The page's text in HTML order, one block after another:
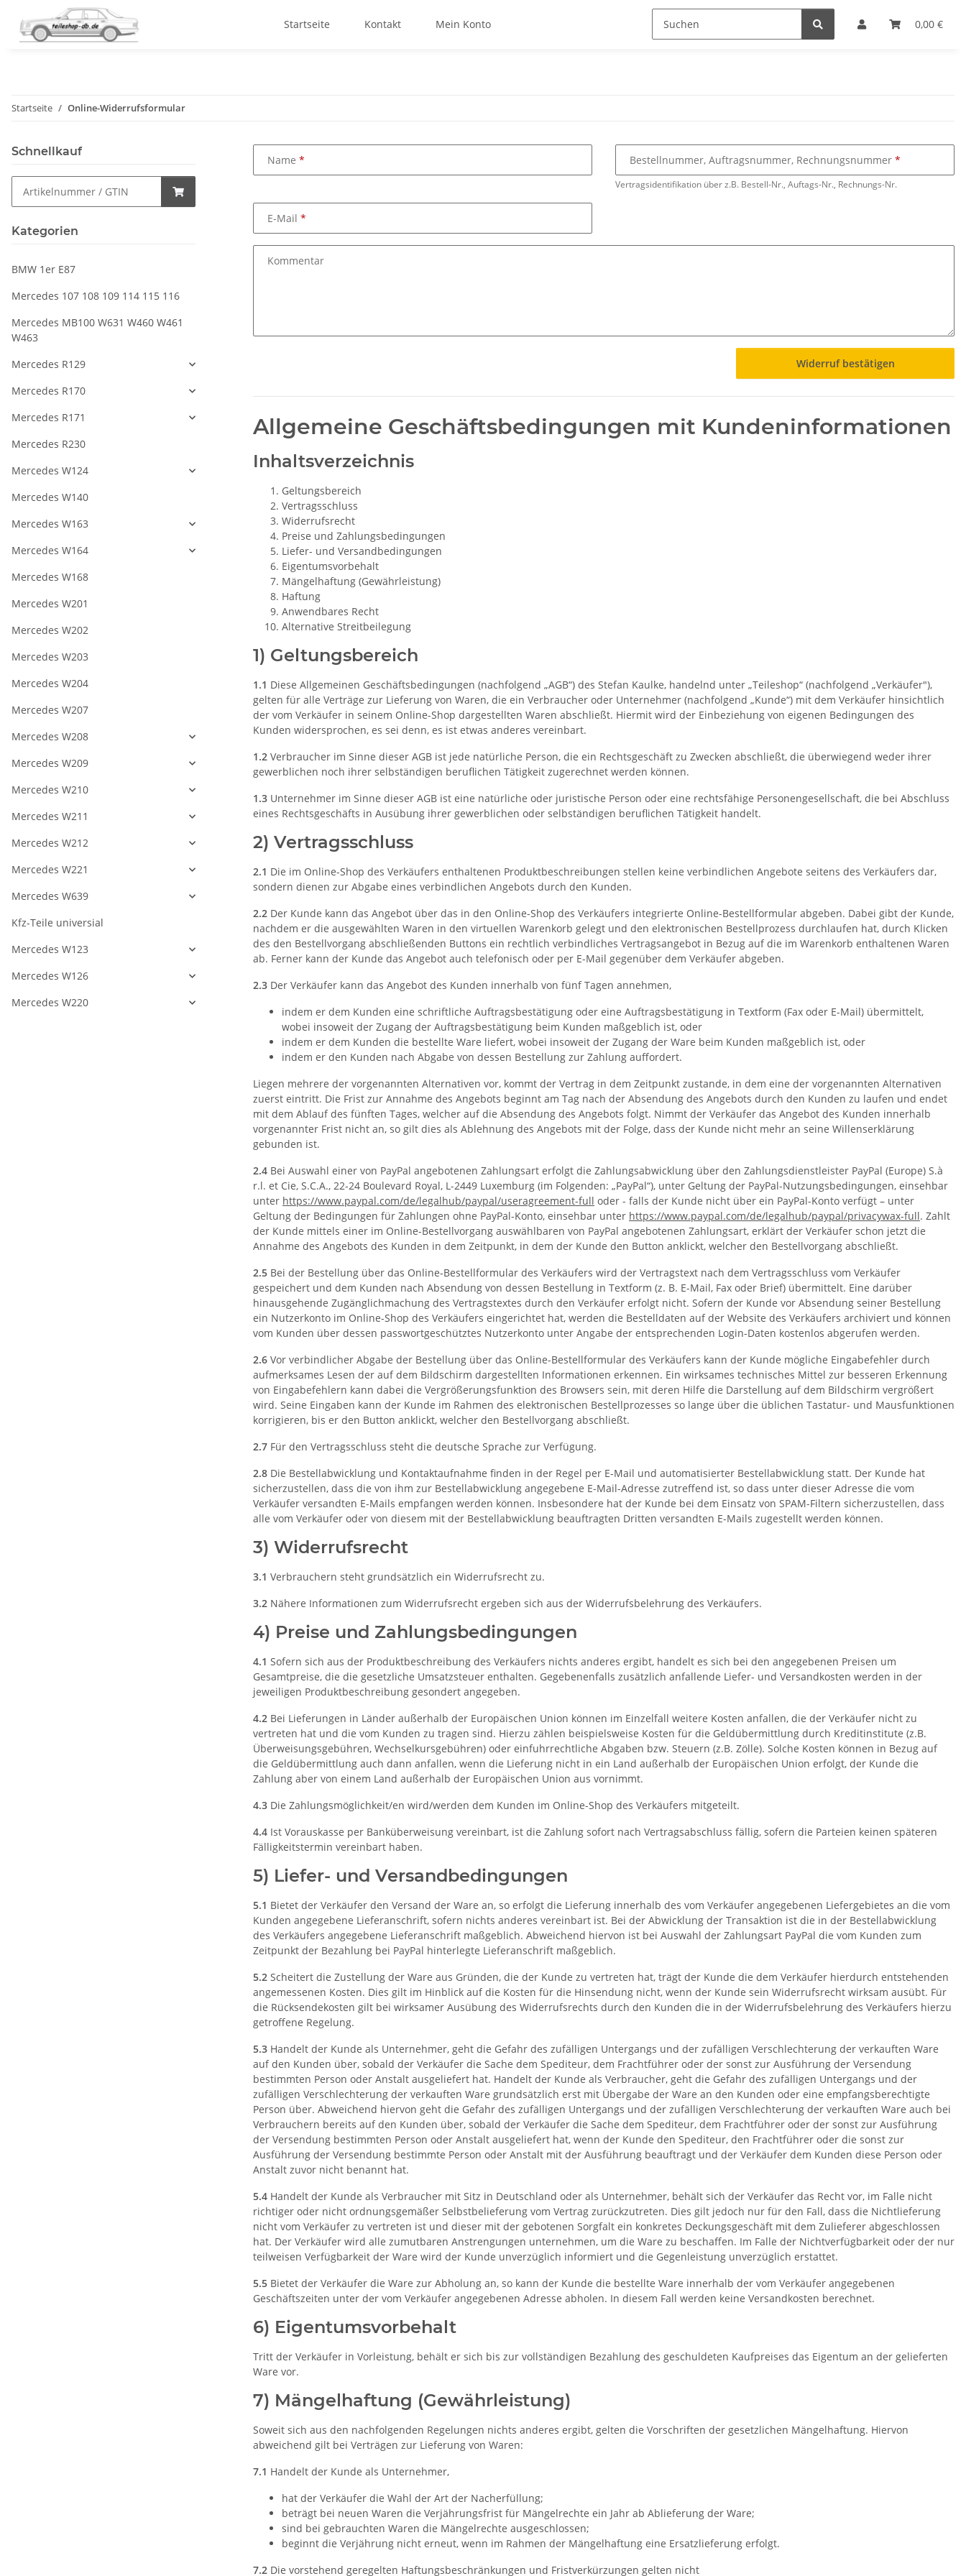
0,00 €
Startseite Kontakt Mein Konto
Startseite Online-Widerrufsformular
Name
Vertragsidentifikation über z.B. Bestell-Nr., Auftags-Nr., Rechnungs-Nr.
Bestellnummer, Auftragsnummer, Rechnungsnummer
E-Mail
Kommentar
Widerruf bestätigen
Allgemeine Geschäftsbedingungen mit Kundeninformationen
Inhaltsverzeichnis
Geltungsbereich
Vertragsschluss
Widerrufsrecht
Preise und Zahlungsbedingungen
Liefer- und Versandbedingungen
Eigentumsvorbehalt
Mängelhaftung (Gewährleistung)
Haftung
Anwendbares Recht
Alternative Streitbeilegung
1) Geltungsbereich
1.1 Diese Allgemeinen Geschäftsbedingungen (nachfolgend „AGB“) des Stefan Kaulke, handelnd unter „Teileshop“ (nachfolgend „Verkäufer"),
gelten für alle Verträge zur Lieferung von Waren, die ein Verbraucher oder Unternehmer (nachfolgend „Kunde“) mit dem Verkäufer hinsichtlich
der vom Verkäufer in seinem Online-Shop dargestellten Waren abschließt. Hiermit wird der Einbeziehung von eigenen Bedingungen des
Kunden widersprochen, es sei denn, es ist etwas anderes vereinbart.
1.2 Verbraucher im Sinne dieser AGB ist jede natürliche Person, die ein Rechtsgeschäft zu Zwecken abschließt, die überwiegend weder ihrer
gewerblichen noch ihrer selbständigen beruflichen Tätigkeit zugerechnet werden können.
1.3 Unternehmer im Sinne dieser AGB ist eine natürliche oder juristische Person oder eine rechtsfähige Personengesellschaft, die bei Abschluss
eines Rechtsgeschäfts in Ausübung ihrer gewerblichen oder selbständigen beruflichen Tätigkeit handelt.
2) Vertragsschluss
2.1 Die im Online-Shop des Verkäufers enthaltenen Produktbeschreibungen stellen keine verbindlichen Angebote seitens des Verkäufers dar,
sondern dienen zur Abgabe eines verbindlichen Angebots durch den Kunden.
2.2 Der Kunde kann das Angebot über das in den Online-Shop des Verkäufers integrierte Online-Bestellformular abgeben. Dabei gibt der Kunde,
nachdem er die ausgewählten Waren in den virtuellen Warenkorb gelegt und den elektronischen Bestellprozess durchlaufen hat, durch Klicken
des den Bestellvorgang abschließenden Buttons ein rechtlich verbindliches Vertragsangebot in Bezug auf die im Warenkorb enthaltenen Waren
ab. Ferner kann der Kunde das Angebot auch telefonisch oder per E-Mail gegenüber dem Verkäufer abgeben.
2.3 Der Verkäufer kann das Angebot des Kunden innerhalb von fünf Tagen annehmen,
indem er dem Kunden eine schriftliche Auftragsbestätigung oder eine Auftragsbestätigung in Textform (Fax oder E-Mail) übermittelt,
wobei insoweit der Zugang der Auftragsbestätigung beim Kunden maßgeblich ist, oder
indem er dem Kunden die bestellte Ware liefert, wobei insoweit der Zugang der Ware beim Kunden maßgeblich ist, oder
indem er den Kunden nach Abgabe von dessen Bestellung zur Zahlung auffordert.
Liegen mehrere der vorgenannten Alternativen vor, kommt der Vertrag in dem Zeitpunkt zustande, in dem eine der vorgenannten Alternativen
zuerst eintritt. Die Frist zur Annahme des Angebots beginnt am Tag nach der Absendung des Angebots durch den Kunden zu laufen und endet
mit dem Ablauf des fünften Tages, welcher auf die Absendung des Angebots folgt. Nimmt der Verkäufer das Angebot des Kunden innerhalb
vorgenannter Frist nicht an, so gilt dies als Ablehnung des Angebots mit der Folge, dass der Kunde nicht mehr an seine Willenserklärung
gebunden ist.
2.4 Bei Auswahl einer von PayPal angebotenen Zahlungsart erfolgt die Zahlungsabwicklung über den Zahlungsdienstleister PayPal (Europe) S.à
r.l. et Cie, S.C.A., 22-24 Boulevard Royal, L-2449 Luxemburg (im Folgenden: „PayPal“), unter Geltung der PayPal-Nutzungsbedingungen, einsehbar
unter https://www.paypal.com/de/legalhub/paypal/useragreement-full oder - falls der Kunde nicht über ein PayPal-Konto verfügt – unter
Geltung der Bedingungen für Zahlungen ohne PayPal-Konto, einsehbar unter https://www.paypal.com/de/legalhub/paypal/privacywax-full. Zahlt
der Kunde mittels einer im Online-Bestellvorgang auswählbaren von PayPal angebotenen Zahlungsart, erklärt der Verkäufer schon jetzt die
Annahme des Angebots des Kunden in dem Zeitpunkt, in dem der Kunde den Button anklickt, welcher den Bestellvorgang abschließt.
2.5 Bei der Bestellung über das Online-Bestellformular des Verkäufers wird der Vertragstext nach dem Vertragsschluss vom Verkäufer
gespeichert und dem Kunden nach Absendung von dessen Bestellung in Textform (z. B. E-Mail, Fax oder Brief) übermittelt. Eine darüber
hinausgehende Zugänglichmachung des Vertragstextes durch den Verkäufer erfolgt nicht. Sofern der Kunde vor Absendung seiner Bestellung
ein Nutzerkonto im Online-Shop des Verkäufers eingerichtet hat, werden die Bestelldaten auf der Website des Verkäufers archiviert und können
vom Kunden über dessen passwortgeschütztes Nutzerkonto unter Angabe der entsprechenden Login-Daten kostenlos abgerufen werden.
2.6 Vor verbindlicher Abgabe der Bestellung über das Online-Bestellformular des Verkäufers kann der Kunde mögliche Eingabefehler durch
aufmerksames Lesen der auf dem Bildschirm dargestellten Informationen erkennen. Ein wirksames technisches Mittel zur besseren Erkennung
von Eingabefehlern kann dabei die Vergrößerungsfunktion des Browsers sein, mit deren Hilfe die Darstellung auf dem Bildschirm vergrößert
wird. Seine Eingaben kann der Kunde im Rahmen des elektronischen Bestellprozesses so lange über die üblichen Tastatur- und Mausfunktionen
korrigieren, bis er den Button anklickt, welcher den Bestellvorgang abschließt.
2.7 Für den Vertragsschluss steht die deutsche Sprache zur Verfügung.
2.8 Die Bestellabwicklung und Kontaktaufnahme finden in der Regel per E-Mail und automatisierter Bestellabwicklung statt. Der Kunde hat
sicherzustellen, dass die von ihm zur Bestellabwicklung angegebene E-Mail-Adresse zutreffend ist, so dass unter dieser Adresse die vom
Verkäufer versandten E-Mails empfangen werden können. Insbesondere hat der Kunde bei dem Einsatz von SPAM-Filtern sicherzustellen, dass
alle vom Verkäufer oder von diesem mit der Bestellabwicklung beauftragten Dritten versandten E-Mails zugestellt werden können.
3) Widerrufsrecht
3.1 Verbrauchern steht grundsätzlich ein Widerrufsrecht zu.
3.2 Nähere Informationen zum Widerrufsrecht ergeben sich aus der Widerrufsbelehrung des Verkäufers.
4) Preise und Zahlungsbedingungen
4.1 Sofern sich aus der Produktbeschreibung des Verkäufers nichts anderes ergibt, handelt es sich bei den angegebenen Preisen um
Gesamtpreise, die die gesetzliche Umsatzsteuer enthalten. Gegebenenfalls zusätzlich anfallende Liefer- und Versandkosten werden in der
jeweiligen Produktbeschreibung gesondert angegeben.
4.2 Bei Lieferungen in Länder außerhalb der Europäischen Union können im Einzelfall weitere Kosten anfallen, die der Verkäufer nicht zu
vertreten hat und die vom Kunden zu tragen sind. Hierzu zählen beispielsweise Kosten für die Geldübermittlung durch Kreditinstitute (z.B.
Überweisungsgebühren, Wechselkursgebühren) oder einfuhrrechtliche Abgaben bzw. Steuern (z.B. Zölle). Solche Kosten können in Bezug auf
die Geldübermittlung auch dann anfallen, wenn die Lieferung nicht in ein Land außerhalb der Europäischen Union erfolgt, der Kunde die
Zahlung aber von einem Land außerhalb der Europäischen Union aus vornimmt.
4.3 Die Zahlungsmöglichkeit/en wird/werden dem Kunden im Online-Shop des Verkäufers mitgeteilt.
4.4 Ist Vorauskasse per Banküberweisung vereinbart, ist die Zahlung sofort nach Vertragsabschluss fällig, sofern die Parteien keinen späteren
Fälligkeitstermin vereinbart haben.
5) Liefer- und Versandbedingungen
5.1 Bietet der Verkäufer den Versand der Ware an, so erfolgt die Lieferung innerhalb des vom Verkäufer angegebenen Liefergebietes an die vom
Kunden angegebene Lieferanschrift, sofern nichts anderes vereinbart ist. Bei der Abwicklung der Transaktion ist die in der Bestellabwicklung
des Verkäufers angegebene Lieferanschrift maßgeblich. Abweichend hiervon ist bei Auswahl der Zahlungsart PayPal die vom Kunden zum
Zeitpunkt der Bezahlung bei PayPal hinterlegte Lieferanschrift maßgeblich.
5.2 Scheitert die Zustellung der Ware aus Gründen, die der Kunde zu vertreten hat, trägt der Kunde die dem Verkäufer hierdurch entstehenden
angemessenen Kosten. Dies gilt im Hinblick auf die Kosten für die Hinsendung nicht, wenn der Kunde sein Widerrufsrecht wirksam ausübt. Für
die Rücksendekosten gilt bei wirksamer Ausübung des Widerrufsrechts durch den Kunden die in der Widerrufsbelehrung des Verkäufers hierzu
getroffene Regelung.
5.3 Handelt der Kunde als Unternehmer, geht die Gefahr des zufälligen Untergangs und der zufälligen Verschlechterung der verkauften Ware
auf den Kunden über, sobald der Verkäufer die Sache dem Spediteur, dem Frachtführer oder der sonst zur Ausführung der Versendung
bestimmten Person oder Anstalt ausgeliefert hat. Handelt der Kunde als Verbraucher, geht die Gefahr des zufälligen Untergangs und der
zufälligen Verschlechterung der verkauften Ware grundsätzlich erst mit Übergabe der Ware an den Kunden oder eine empfangsberechtigte
Person über. Abweichend hiervon geht die Gefahr des zufälligen Untergangs und der zufälligen Verschlechterung der verkauften Ware auch bei
Verbrauchern bereits auf den Kunden über, sobald der Verkäufer die Sache dem Spediteur, dem Frachtführer oder der sonst zur Ausführung
der Versendung bestimmten Person oder Anstalt ausgeliefert hat, wenn der Kunde den Spediteur, den Frachtführer oder die sonst zur
Ausführung der Versendung bestimmte Person oder Anstalt mit der Ausführung beauftragt und der Verkäufer dem Kunden diese Person oder
Anstalt zuvor nicht benannt hat.
5.4 Handelt der Kunde als Verbraucher mit Sitz in Deutschland oder als Unternehmer, behält sich der Verkäufer das Recht vor, im Falle nicht
richtiger oder nicht ordnungsgemäßer Selbstbelieferung vom Vertrag zurückzutreten. Dies gilt jedoch nur für den Fall, dass die Nichtlieferung
nicht vom Verkäufer zu vertreten ist und dieser mit der gebotenen Sorgfalt ein konkretes Deckungsgeschäft mit dem Zulieferer abgeschlossen
hat. Der Verkäufer wird alle zumutbaren Anstrengungen unternehmen, um die Ware zu beschaffen. Im Falle der Nichtverfügbarkeit oder der nur
teilweisen Verfügbarkeit der Ware wird der Kunde unverzüglich informiert und die Gegenleistung unverzüglich erstattet.
5.5 Bietet der Verkäufer die Ware zur Abholung an, so kann der Kunde die bestellte Ware innerhalb der vom Verkäufer angegebenen
Geschäftszeiten unter der vom Verkäufer angegebenen Adresse abholen. In diesem Fall werden keine Versandkosten berechnet.
6) Eigentumsvorbehalt
Tritt der Verkäufer in Vorleistung, behält er sich bis zur vollständigen Bezahlung des geschuldeten Kaufpreises das Eigentum an der gelieferten
Ware vor.
7) Mängelhaftung (Gewährleistung)
Soweit sich aus den nachfolgenden Regelungen nichts anderes ergibt, gelten die Vorschriften der gesetzlichen Mängelhaftung. Hiervon
abweichend gilt bei Verträgen zur Lieferung von Waren:
7.1 Handelt der Kunde als Unternehmer,
hat der Verkäufer die Wahl der Art der Nacherfüllung;
beträgt bei neuen Waren die Verjährungsfrist für Mängelrechte ein Jahr ab Ablieferung der Ware;
sind bei gebrauchten Waren die Mängelrechte ausgeschlossen;
beginnt die Verjährung nicht erneut, wenn im Rahmen der Mängelhaftung eine Ersatzlieferung erfolgt.
7.2 Die vorstehend geregelten Haftungsbeschränkungen und Fristverkürzungen gelten nicht
Schnellkauf
Kategorien
BMW 1er E87
Mercedes 107 108 109 114 115 116
Mercedes MB100 W631 W460 W461
W463
Mercedes R129
Mercedes R170
Mercedes R171
Mercedes R230
Mercedes W124
Mercedes W140
Mercedes W163
Mercedes W164
Mercedes W168
Mercedes W201
Mercedes W202
Mercedes W203
Mercedes W204
Mercedes W207
Mercedes W208
Mercedes W209
Mercedes W210
Mercedes W211
Mercedes W212
Mercedes W221
Mercedes W639
Kfz-Teile universial
Mercedes W123
Mercedes W126
Mercedes W220